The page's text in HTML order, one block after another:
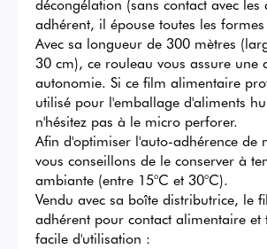
adhérent, il épouse toutes les
Avec sa longueur de 300 mètres
30 cm), ce rouleau vous assure une
autonomie. Si ce film alimentaire
utilisé pour l'emballage d'aliments
n'hésitez pas à le micro perforer.
Afin d'optimiser l'auto-adhérence de
vous conseillons de le conserver à
ambiante (entre 15°C et 30°C).
Vendu avec sa boîte distributrice, le
adhérent pour contact alimentaire et
facile d'utilisation :